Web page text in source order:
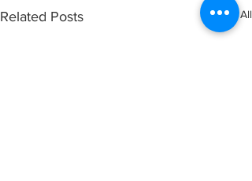
Related Posts See All